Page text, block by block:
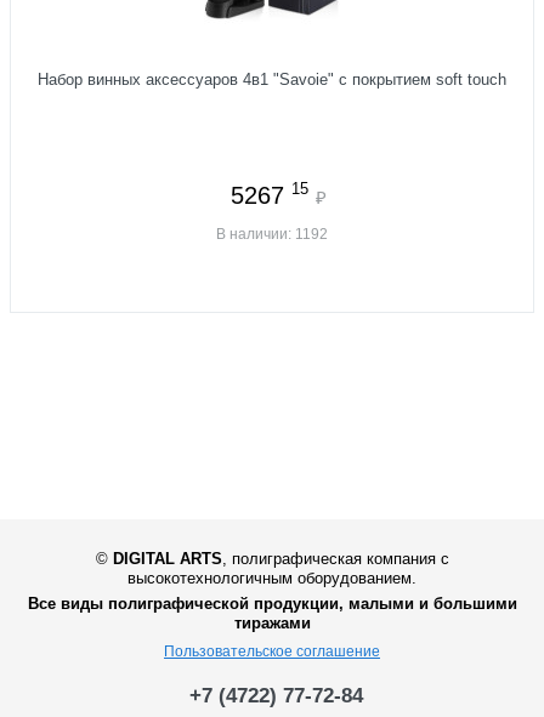
Набор винных аксессуаров 4в1 "Savoie" с покрытием soft touch
5267 15 ₽
В наличии: 1192
© DIGITAL ARTS
полиграфическая компания с
высокотехнологичным оборудованием.
Все виды полиграфической продукции, малыми и большими
тиражами
Пользовательское соглашение
+7 (4722) 77-72-84